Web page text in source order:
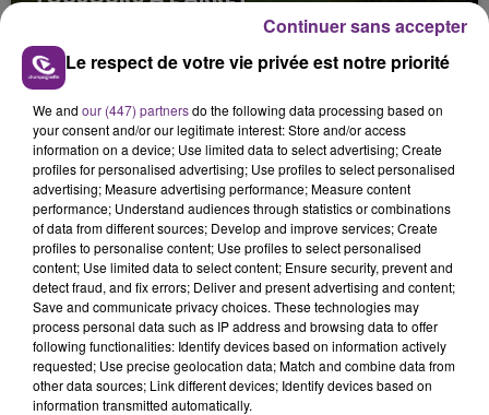
Cela fait déjà une semaine que la centrale
nucléaire ardennaise est à l'arrêt. Une situation
justifiée par la sécheresse intense qui est toujours
présente.
LE MAGASIN JOUÉCLUB DE REIMS FERME
SES PORTES
C'était l'une des institutions du centre-ville
rémois. Le magasin JouéClub est contraint de
fermer ses portes.
TITRES DIFFUSÉS
Le respect de votre vie privée est notre priorité
We and our (447) partnersdo the following data processing based on
your consent and/or our legitimate interest: Store and/or access
information on a device; Use limited data to select advertising; Create
profiles for personalised advertising; Use profiles to select personalised
advertising; Measure advertising performance; Measure content
performance; Understand audiences through statistics or combinations
of data from different sources; Develop and improve services; Create
profiles to personalise content; Use profiles to select personalised
content; Use limited data to select content; Ensure security, prevent and
detect fraud, and fix errors; Deliver and present advertising and content;
Save and communicate privacy choices. These technologies may
process personal data such as IP address and browsing data to offer
following functionalities: Identify devices based on information actively
requested; Use precise geolocation data; Match and combine data from
other data sources; Link different devices; Identify devices based on
information transmitted automatically.
Continuer sans accepter